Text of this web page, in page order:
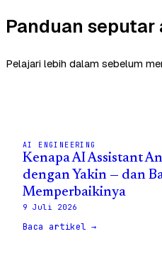
Panduan seputar
Pelajari lebih dalam sebelum
AI ENGINEERING
Kenapa AI Assistant
dengan Yakin — dan
Memperbaikinya
9 Juli 2026
Baca artikel →